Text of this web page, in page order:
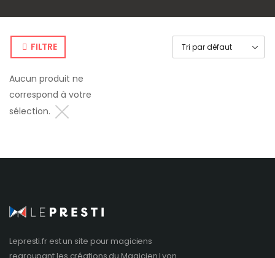
FILTRE
Aucun produit ne
correspond à votre
sélection.
Lepresti.fr est un site pour magiciens